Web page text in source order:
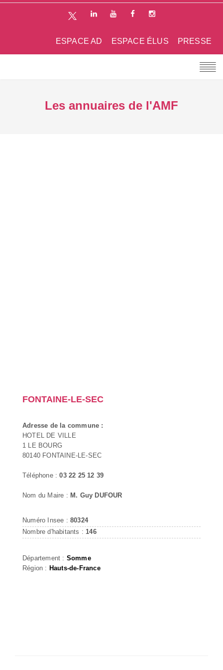
PRESSE
ESPACE ÉLUS
ESPACE AD
Les annuaires de l'AMF
FONTAINE-LE-SEC
Adresse de la commune :
HOTEL DE VILLE
1 LE BOURG
80140 FONTAINE-LE-SEC
Téléphone :03 22 25 12 39
Nom du Maire : M. Guy DUFOUR
Numéro Insee : 80324
Nombre d'habitants : 146
Département : Somme
Région : Hauts-de-France